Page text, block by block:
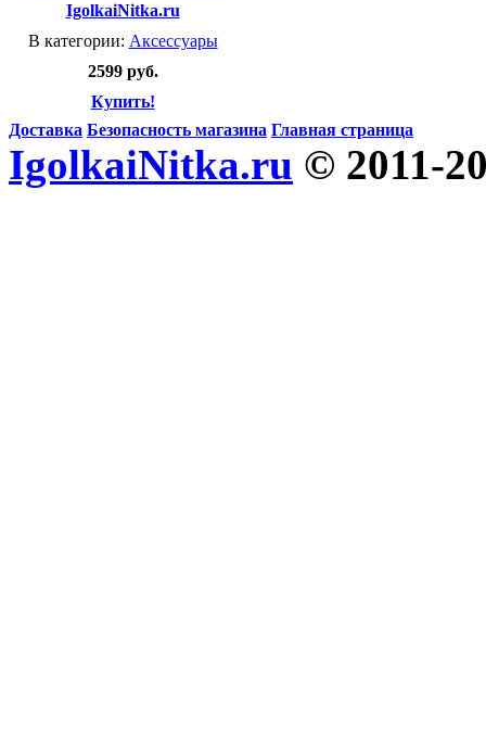
IgolkaiNitka.ru
В категории: Аксессуары
2599 руб.
Купить!
Доставка Безопасность магазина Главная страница
IgolkaiNitka.ru © 2011-